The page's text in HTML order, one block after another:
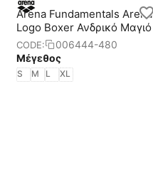
Arena Fundamentals Arena
Logo Boxer Ανδρικό Μαγιό
CODE:
006444-480
Μέγεθος
S M L XL